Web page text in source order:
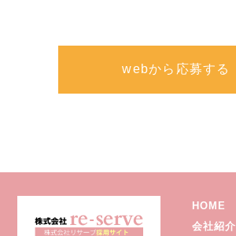
webから応募する
HOME
会社紹介